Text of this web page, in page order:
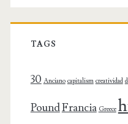
TAGS
30 Anciano capitalism creatividad
PoundFrancia Greece